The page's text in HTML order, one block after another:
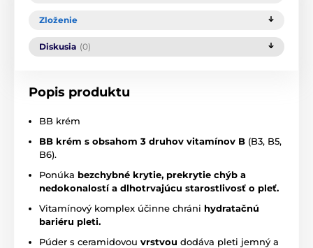
Zloženie
Diskusia (0)
Popis produktu
BB krém
BB krém s obsahom 3 druhov vitamínov B (B3, B5,
B6).
Ponúka bezchybné krytie, prekrytie chýb a
nedokonalostí a dlhotrvajúcu starostlivosť o pleť.
Vitamínový komplex účinne chráni hydratačnú
bariéru pleti.
Púder s ceramidovou vrstvou dodáva pleti jemný a